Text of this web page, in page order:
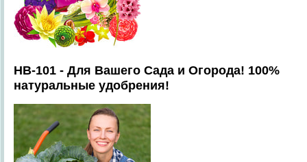
HB-101 - Для Вашего Сада и Огорода! 100%
натуральные удобрения!